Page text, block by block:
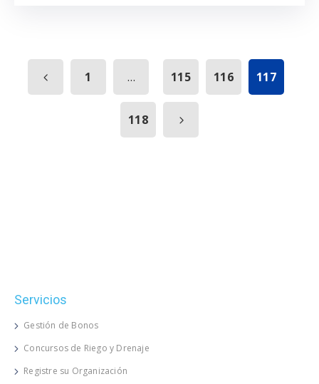
1 ... 115 116 117
118
Servicios
Gestión de Bonos
Concursos de Riego y Drenaje
Registre su Organización